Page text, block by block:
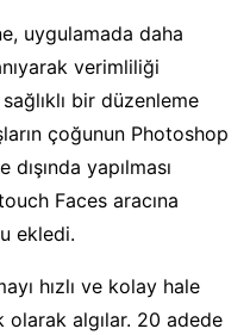
uygulamada daha
verimliliği
bir düzenleme
çoğunun Photoshop
yapılması
Faces aracına
ekledi.
hızlı ve kolay hale
algılar. 20 adede